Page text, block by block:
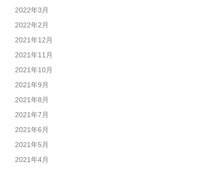
2022年3月
2022年2月
2021年12月
2021年11月
2021年10月
2021年9月
2021年8月
2021年7月
2021年6月
2021年5月
2021年4月